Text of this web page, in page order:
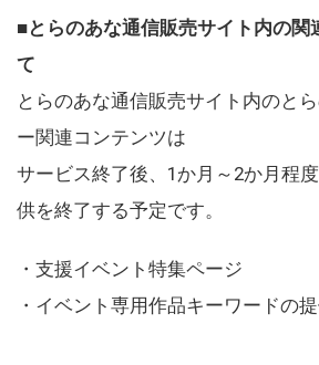
■とらのあな通信販売サイト内の関
て
とらのあな通信販売サイト内のと
ー関連コンテンツは
サービス終了後、1か月～2か月程
供を終了する予定です。
・支援イベント特集ページ
・イベント専用作品キーワードの